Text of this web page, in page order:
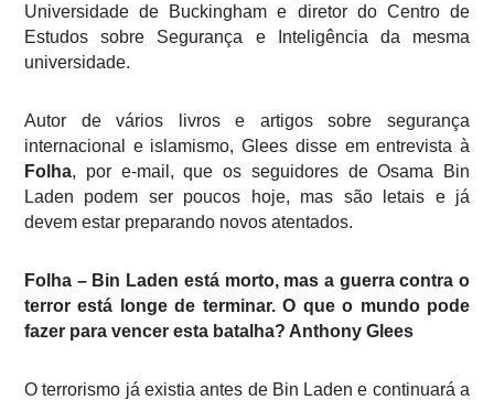
Universidade de Buckingham e diretor do Centro de
Estudos sobre Segurança e Inteligência da mesma
universidade.
Autor de vários livros e artigos sobre segurança
internacional e islamismo, Glees disse em entrevista à
Folha, por e-mail, que os seguidores de Osama Bin
Laden podem ser poucos hoje, mas são letais e já
devem estar preparando novos atentados.
Folha – Bin Laden está morto, mas a guerra contra o
terror está longe de terminar. O que o mundo pode
fazer para vencer esta batalha? Anthony Glees
O terrorismo já existia antes de Bin Laden e continuará a